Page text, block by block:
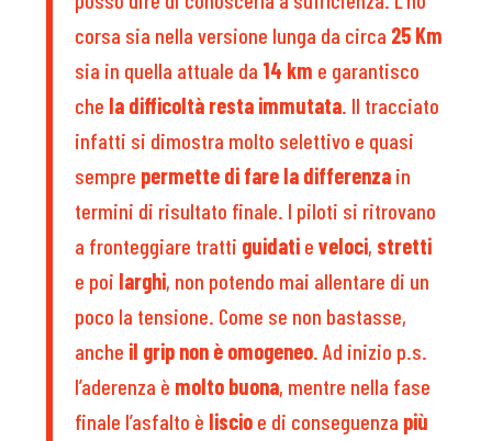
corsa sia nella versione lunga da circa 25 Km
sia in quella attuale da 14 km e garantisco
che la difficoltà resta immutata. Il tracciato
infatti si dimostra molto selettivo e quasi
sempre permette di fare la differenza in
termini di risultato finale. I piloti si ritrovano
a fronteggiare tratti guidati eveloci, stretti
e poi larghi, non potendo mai allentare di un
poco la tensione. Come se non bastasse,
anche il grip non è omogeneo. Ad inizio p.s.
l’aderenza è molto buona, mentre nella fase
finale l’asfalto è liscio e di conseguenza più